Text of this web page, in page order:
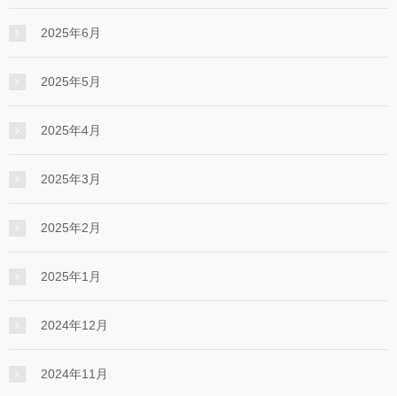
2025年6月
2025年5月
2025年4月
2025年3月
2025年2月
2025年1月
2024年12月
2024年11月